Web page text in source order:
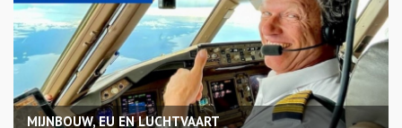
MIJNBOUW, EU EN LUCHTVAART